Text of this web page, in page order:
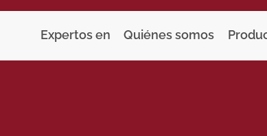
Expertos en Quiénes somos